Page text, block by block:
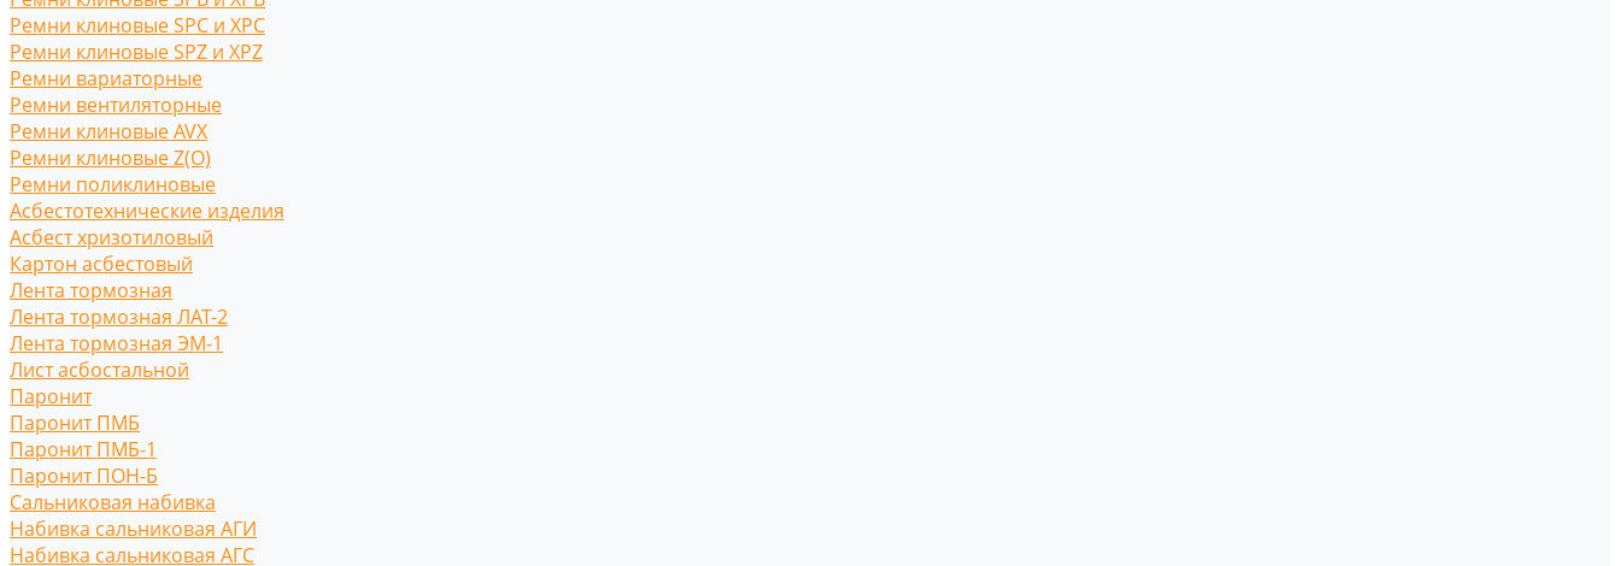
Ремни клиновые SPC и XPC
Ремни клиновые SPZ и XPZ
Ремни вариаторные
Ремни вентиляторные
Ремни клиновые AVX
Ремни клиновые Z(O)
Ремни поликлиновые
Асбестотехнические изделия
Асбест хризотиловый
Картон асбестовый
Лента тормозная
Лента тормозная ЛАТ-2
Лента тормозная ЭМ-1
Лист асбостальной
Паронит
Паронит ПМБ
Паронит ПМБ-1
Паронит ПОН-Б
Сальниковая набивка
Набивка сальниковая АГИ
Набивка сальниковая АГС